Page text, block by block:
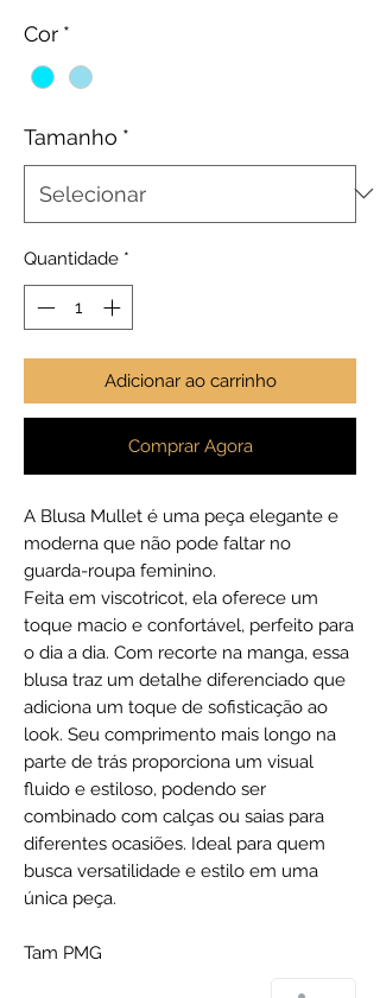
Cor *
Tamanho *
Quantidade *
Adicionar ao carrinho
Comprar Agora
A Blusa Mullet é uma peça elegante e
moderna que não pode faltar no
guarda-roupa feminino.
Feita em viscotricot, ela oferece um
toque macio e confortável, perfeito para
o dia a dia. Com recorte na manga, essa
blusa traz um detalhe diferenciado que
adiciona um toque de sofisticação ao
look. Seu comprimento mais longo na
parte de trás proporciona um visual
fluido e estiloso, podendo ser
combinado com calças ou saias para
diferentes ocasiões. Ideal para quem
busca versatilidade e estilo em uma
única peça.
Tam PMG